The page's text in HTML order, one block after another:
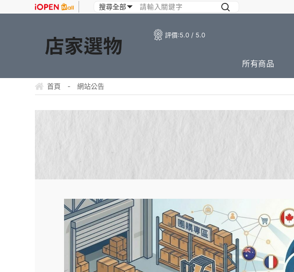
評價:5.0 / 5.0
所有商品
首頁 - 網站公告